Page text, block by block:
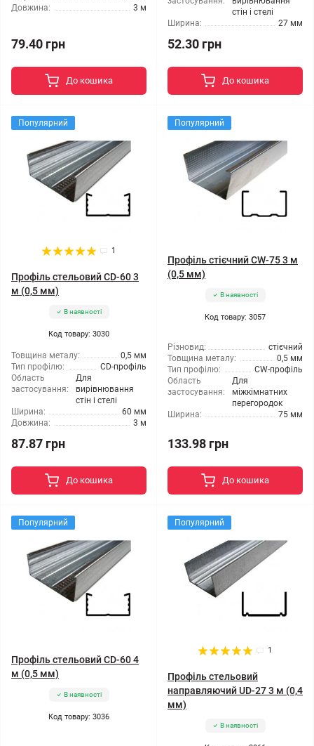
Довжина:
3 м
79.40 грн
До кошика
стін і стелі
Ширина:
27 мм
52.30 грн
До кошика
Популярний
1
Профіль стельовий CD-60 3
м (0,5 мм)
В наявності
Код товару: 3030
Товщина металу:
0,5 мм
Тип профілю:
CD-профіль
Область
застосування:
Для
вирівнювання
стін і стелі
Ширина:
60 мм
Довжина:
3 м
87.87 грн
До кошика
Популярний
Профіль стієчний CW-75 3 м
(0,5 мм)
В наявності
Код товару: 3057
Різновид:
стієчний
Товщина металу:
0,5 мм
Тип профілю:
CW-профіль
Область
застосування:
Для
міжкімнатних
перегородок
Ширина:
75 мм
133.98 грн
До кошика
Популярний
Профіль стельовий CD-60 4
м (0,5 мм)
В наявності
Код товару: 3036
Популярний
1
Профіль стельовий
направляючий UD-27 3 м (0,4
мм)
В наявності